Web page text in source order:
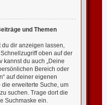
und Themen
du dir anzeigen lassen,
oben auf der
kannst du auch „Deine
Bereich oder
auf deiner eigenen
erweiterte Suche, um
suchen. Trage dort die
Suchmaske ein.